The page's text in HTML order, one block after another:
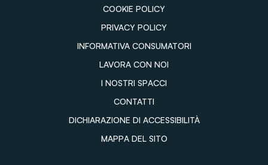
COOKIE POLICY
PRIVACY POLICY
INFORMATIVA CONSUMATORI
LAVORA CON NOI
I NOSTRI SPACCI
CONTATTI
DICHIARAZIONE DI ACCESSIBILITÀ
MAPPA DEL SITO